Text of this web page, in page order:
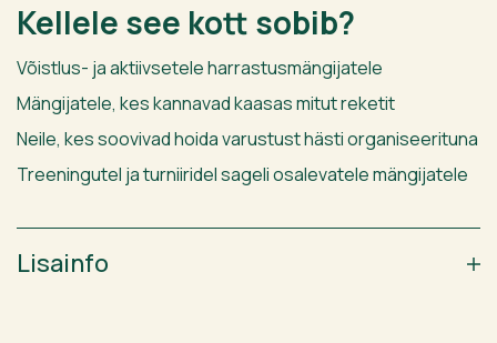
Kellele see kott sobib?
Võistlus- ja aktiivsetele harrastusmängijatele
Mängijatele, kes kannavad kaasas mitut reketit
Neile, kes soovivad hoida varustust hästi organiseerituna
Treeningutel ja turniiridel sageli osalevatele mängijatele
Lisainfo